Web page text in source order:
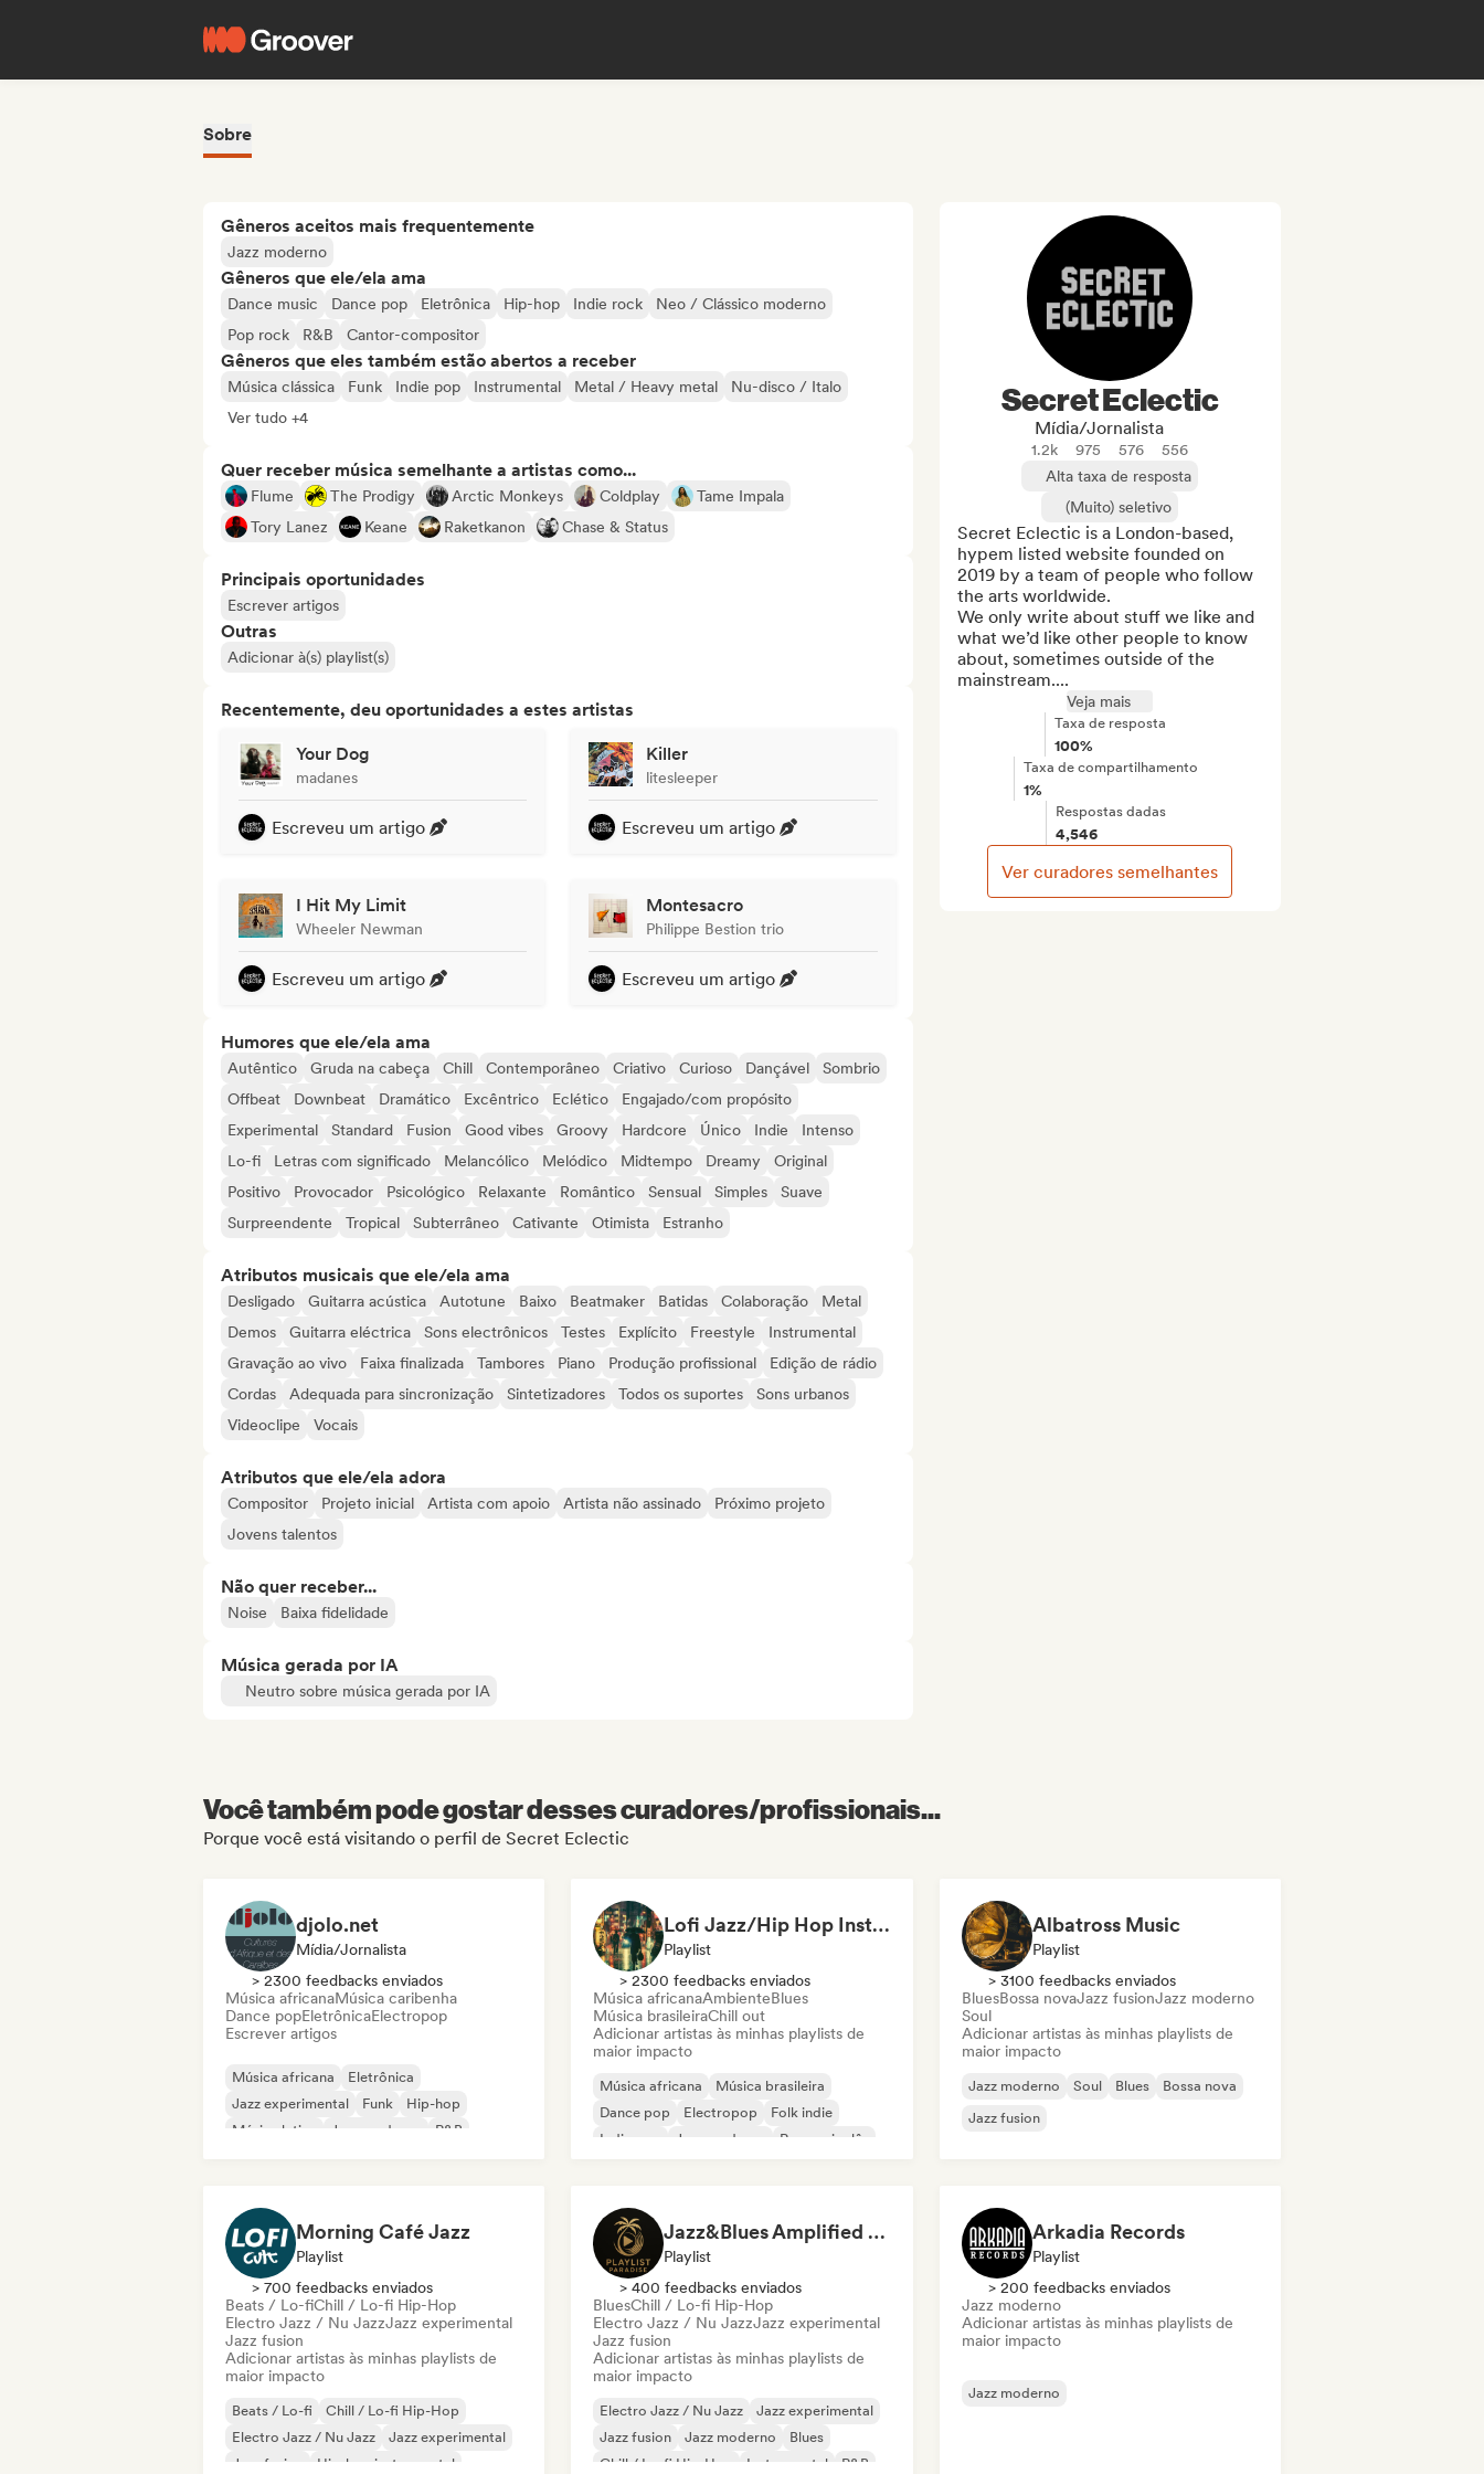
Sobre
Gêneros aceitos mais frequentemente
Jazz moderno
Gêneros que ele/ela ama
Dance music Dance pop Eletrônica Hip-hop Indie rock
Neo / Clássico moderno
Pop rock
R&B Cantor-compositor
Gêneros que eles também estão abertos a receber
Música clássica Funk Indie pop Instrumental Metal / Heavy metal
Nu-disco / Italo
Ver tudo +4
Quer receber música semelhante a artistas como...
Flume The Prodigy Arctic Monkeys Coldplay
Tame Impala
Tory Lanez
Keane Raketkanon Chase & Status
Principais oportunidades
Escrever artigos
Outras
Adicionar à(s) playlist(s)
Recentemente, deu oportunidades a estes artistas
Your Dog
madanes
Escreveu um artigo
Killer
litesleeper
Escreveu um artigo
I Hit My Limit
Wheeler Newman
Escreveu um artigo
Montesacro
Philippe Bestion trio
Escreveu um artigo
Humores que ele/ela ama
Autêntico Gruda na cabeça Chill Contemporâneo Criativo Curioso Dançável
Sombrio
Offbeat
Downbeat Dramático Excêntrico Eclético
Engajado/com propósito
Experimental
Standard Fusion Good vibes Groovy Hardcore Único Indie
Intenso
Lo-fi
Letras com significado Melancólico Melódico Midtempo Dreamy
Original
Positivo
Provocador Psicológico Relaxante Romântico Sensual Simples
Suave
Surpreendente
Tropical Subterrâneo Cativante Otimista Estranho
Atributos musicais que ele/ela ama
Desligado Guitarra acústica Autotune Baixo Beatmaker Batidas Colaboração
Metal
Demos
Guitarra eléctrica Sons electrônicos Testes Explícito Freestyle
Instrumental
Gravação ao vivo
Faixa finalizada Tambores Piano Produção profissional
Edição de rádio
Cordas
Adequada para sincronização Sintetizadores Todos os suportes
Sons urbanos
Videoclipe
Vocais
Atributos que ele/ela adora
Compositor Projeto inicial Artista com apoio Artista não assinado
Próximo projeto
Jovens talentos
Não quer receber...
Noise Baixa fidelidade
Música gerada por IA
Neutro sobre música gerada por IA
Secret Eclectic
Mídia/Jornalista
1.2k 975 576
556
Alta taxa de resposta
(Muito) seletivo
Secret Eclectic is a London-based,
hypem listed website founded on
2019 by a team of people who follow
the arts worldwide.
We only write about stuff we like and
what we’d like other people to know
about, sometimes outside of the
mainstream....
Veja mais
Taxa de resposta
100%
Taxa de compartilhamento
1%
Respostas dadas
4,546
Ver curadores semelhantes
Você também pode gostar desses curadores/profissionais...
Porque você está visitando o perfil de Secret Eclectic
djolo.net
Mídia/Jornalista
> 2300 feedbacks enviados
Música africanaMúsica caribenha
Dance popEletrônicaElectropop
Escrever artigos
Música africana
Eletrônica
Jazz experimental
Funk
Hip-hop
Música latina
Jazz moderno R&B
Lofi Jazz/Hip Hop Instrumental
Playlist
> 2300 feedbacks enviados
Música africanaAmbienteBlues
Música brasileiraChill out
Adicionar artistas às minhas playlists de
maior impacto
Música africana
Música brasileira
Dance pop
Electropop
Folk indie
Indie pop
Jazz moderno Rap em inglês
Albatross Music
Playlist
> 3100 feedbacks enviados
BluesBossa novaJazz fusionJazz moderno
Soul
Adicionar artistas às minhas playlists de
maior impacto
Jazz moderno Soul Blues
Bossa nova
Jazz fusion
Morning Café Jazz
Playlist
> 700 feedbacks enviados
Beats / Lo-fiChill / Lo-fi Hip-Hop
Electro Jazz / Nu JazzJazz experimental
Jazz fusion
Adicionar artistas às minhas playlists de
maior impacto
Beats / Lo-fi
Chill / Lo-fi Hip-Hop
Electro Jazz / Nu Jazz
Jazz experimental
Jazz fusion
Hip-hop instrumental
Jazz&Blues Amplified by Playlist Paradise
Playlist
> 400 feedbacks enviados
BluesChill / Lo-fi Hip-Hop
Electro Jazz / Nu JazzJazz experimental
Jazz fusion
Adicionar artistas às minhas playlists de
maior impacto
Electro Jazz / Nu Jazz
Jazz experimental
Jazz fusion
Jazz moderno
Blues
Chill / Lo-fi Hip-Hop
Instrumental R&B
Arkadia Records
Playlist
> 200 feedbacks enviados
Jazz moderno
Adicionar artistas às minhas playlists de
maior impacto
Jazz moderno